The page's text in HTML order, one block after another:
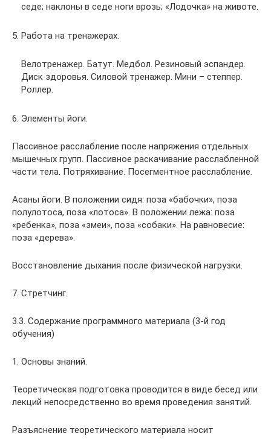
седе; наклоны в седе ноги врозь; «Лодочка» на животе.
5. Работа на тренажерах.
Велотренажер. Батут. Медбол. Резиновый эспандер.
Диск здоровья. Силовой тренажер. Мини – степпер.
Роллер.
6. Элементы йоги.
Пассивное расслабление после напряжения отдельных
мышечных групп. Пассивное раскачивание расслабленной
части тела. Потряхивание. Посегментное расслабление.
Асаны йоги. В положении сидя: поза «бабочки», поза
полулотоса, поза «лотоса». В положении лежа: поза
«ребенка», поза «змеи», поза «собаки». На равновесие:
поза «дерева».
Восстановление дыхания после физической нагрузки.
7. Стретчинг.
3.3. Содержание программного материала (3-й год
обучения)
1. Основы знаний.
Теоретическая подготовка проводится в виде бесед или
лекций непосредственно во время проведения занятий.
Разъяснение теоретического материала носит